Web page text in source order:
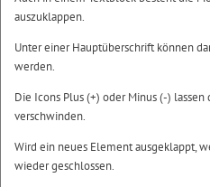
auszuklappen.
Unter einer Hauptüberschrift können
werden.
Die Icons Plus (+) oder Minus (-)
verschwinden.
Wird ein neues Element ausgeklappt,
wieder geschlossen.